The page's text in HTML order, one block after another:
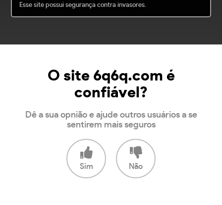
Esse site possui segurança contra invasores.
O site 6q6q.com é
confiável?
Dê a sua opnião e ajude outros usuários a se
sentirem mais seguros
Sim Não